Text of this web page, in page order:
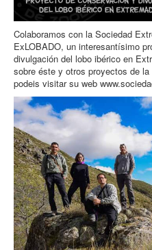
Colaboramos con la Sociedad
ExLOBADO, un interesantísimo
divulgación del lobo ibérico en
sobre éste y otros proyectos de la
podeis visitar su web